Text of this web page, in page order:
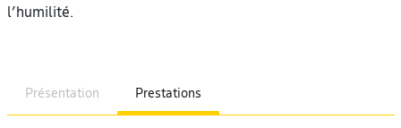
l’humilité.
Présentation Prestations